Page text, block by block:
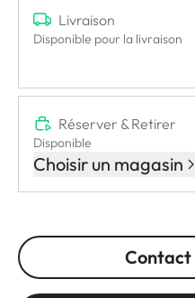
Livraison
Disponible pour la livraison
Réserver & Retirer
Disponible
Choisir un magasin
Contact